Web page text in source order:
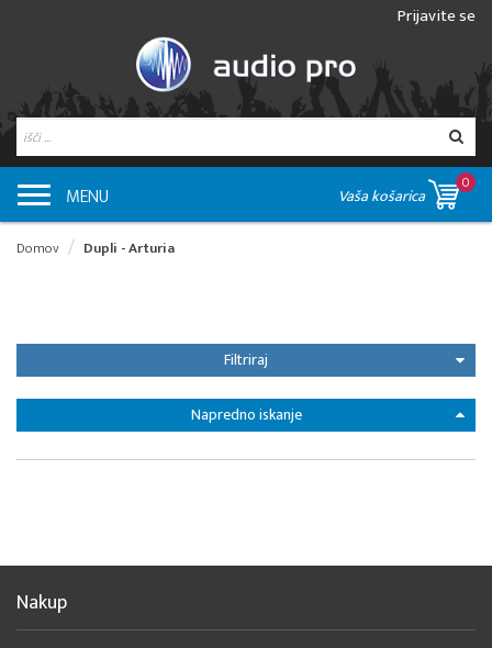
Prijavite se
MENU Vaša košarica
0
Domov Dupli - Arturia
Filtriraj
Napredno iskanje
Nakup